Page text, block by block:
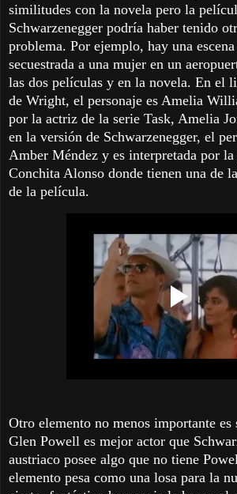
similitudes con la novela pero la
Schwarzenegger podría haber tenido
problema. Por ejemplo, hay una
secuestrada a una mujer en un
las dos películas y en la novela. En el
de Wright, el personaje es Amelia
por la actriz de la serie Task, Amelia
en la versión de Schwarzenegger, el
Amber Méndez y es interpretada por
Conchita Alonso donde tienen una de
de la película.
Otro elemento no menos importante es
Glen Powell es mejor actor que
austriaco posee algo que no tiene
elemento pesa como una losa para la